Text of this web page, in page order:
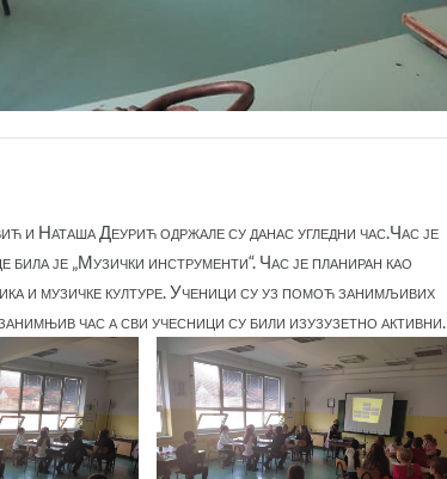
и Наташа Деурић одржале су данас угледни час.Час је
је „Музички инструменти“. Час је планиран као
и музичке културе. Ученици су уз помоћ занимљивих
час а сви учесници су били изузузетно активни.